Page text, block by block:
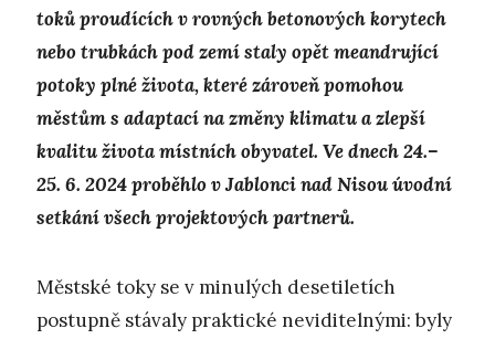
toků proudících v rovných betonových korytech
nebo trubkách pod zemí staly opět meandrující
potoky plné života, které zároveň pomohou
městům s adaptací na změny klimatu a zlepší
kvalitu života místních obyvatel. Ve dnech 24.–
25. 6. 2024 proběhlo v Jablonci nad Nisou úvodní
setkání všech projektových partnerů.
Městské toky se v minulých desetiletích
postupně stávaly praktické neviditelnými: byly